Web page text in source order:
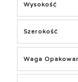
Wysokość
Szerokość
Waga